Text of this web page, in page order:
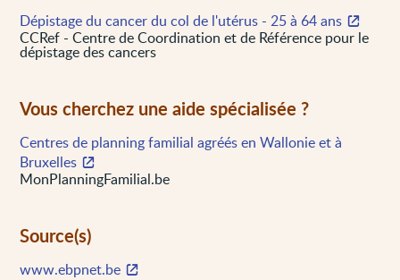
Dépistage du cancer du col de l'utérus - 25 à 64 ans
CCRef - Centre de Coordination et de Référence pour le
dépistage des cancers
Vous cherchez une aide spécialisée ?
Centres de planning familial agréés en Wallonie et à
Bruxelles
MonPlanningFamilial.be
Source(s)
www.ebpnet.be